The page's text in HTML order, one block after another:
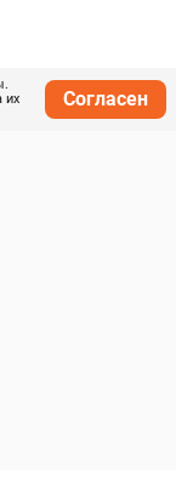
их
Согласен